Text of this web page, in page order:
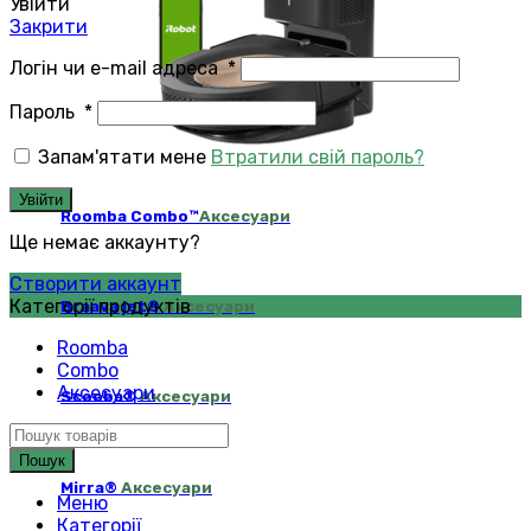
Roomba Combo™Аксесуари
Braava jet®Аксесуари
Scooba®Аксесуари
Mirra® Аксесуари
Закрити
Логін чи e-mail адреса*
Пароль *
Запам'ятати мене Втратили свій пароль?
Увійти
Ще немає аккаунту?
Створити аккаунт
Категорії продуктів
Roomba
Combo
Аксесуари
Пошук
Меню
Категорії